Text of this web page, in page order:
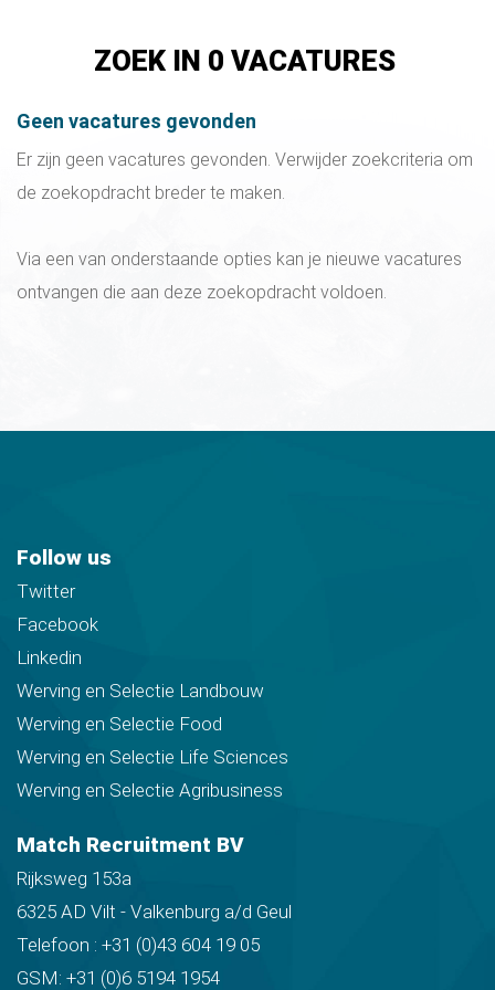
ZOEKRESULTATEN
ZOEK IN 0 VACATURES
Geen vacatures gevonden
Er zijn geen vacatures gevonden. Verwijder zoekcriteria om
de zoekopdracht breder te maken.
Via een van onderstaande opties kan je nieuwe vacatures
ontvangen die aan deze zoekopdracht voldoen.
Follow us
Twitter
Facebook
Linkedin
Werving en Selectie Landbouw
Werving en Selectie Food
Werving en Selectie Life Sciences
Werving en Selectie Agribusiness
Match Recruitment BV
Rijksweg 153a
6325 AD Vilt - Valkenburg a/d Geul
Telefoon : +31 (0)43 604 19 05
GSM: +31 (0)6 5194 1954